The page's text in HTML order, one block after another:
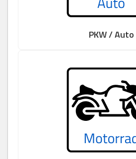
PKW / Auto